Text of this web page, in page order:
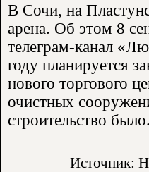
В Сочи, на
арена. Об этом 8
телеграм-канал
году планируется
нового торгового
очистных
строительство
Источник: